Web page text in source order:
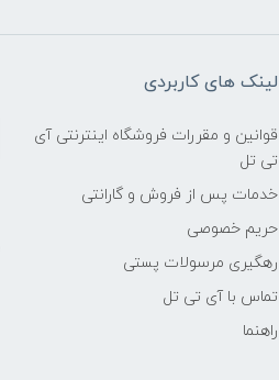
لینک های کاربردی
قوانین و مقررات فروشگاه اینترنتی آی
تی تل
خدمات پس از فروش و گارانتی
حریم خصوصی
رهگیری مرسولات پستی
تماس با آی تی تل
راهنما